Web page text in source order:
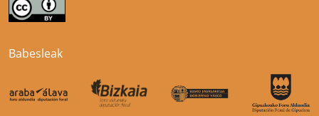
Babesleak